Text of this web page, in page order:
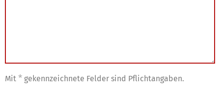
Mit * gekennzeichnete Felder sind Pflichtangaben.